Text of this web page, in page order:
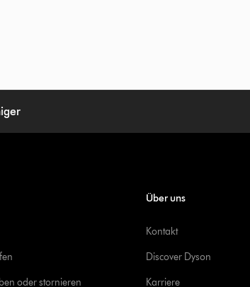
oder stornieren
Über uns
Kontakt
Discover Dyson
Karriere